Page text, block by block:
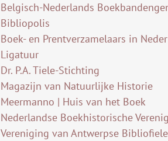
Belgisch-Nederlands
Bibliopolis
Boek- en Prentverzamelaars in
Ligatuur
Dr. P.A. Tiele-Stichting
Magazijn van Natuurlijke Historie
Meermanno | Huis van het Boek
Nederlandse Boekhistorische
Vereniging van Antwerpse